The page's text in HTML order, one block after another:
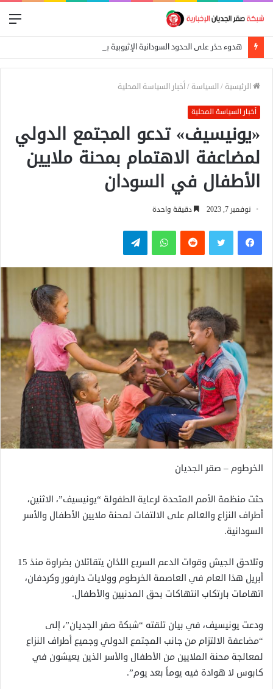
الرئيسية /السياسة /أخبار السياسة المحلية
أخبار السياسة المحلية
«يونيسيف» تدعو المجتمع الدولي
لمضاعفة الاهتمام بمحنة ملايين
الأطفال في السودان
نوفمبر 7, 2023 دقيقة واحدة
فيسبوكتويتر واتساب تيلقرام
الخرطوم – صقر الجديان
حثت منظمة الأمم المتحدة لرعاية الطفولة “يونيسيف”، الاثنين،
أطراف النزاع والعالم على الالتفات لمحنة ملايين الأطفال والأسر
السودانية.
وتلاحق الجيش وقوات الدعم السريع اللذان يتقاتلان بضراوة منذ 15
أبريل هذا العام في العاصمة الخرطوم وولايات دارفور وكردفان،
اتهامات بارتكاب انتهاكات بحق المدنيين والأطفال.
ودعت يونيسيف، في بيان تلقته “شبكة صقر الجديان”، إلى
“مضاعفة الالتزام من جانب المجتمع الدولي وجميع أطراف النزاع
لمعالجة محنة الملايين من الأطفال والأسر الذين يعيشون في
كابوس لا هوادة فيه يوماً بعد يوم”.